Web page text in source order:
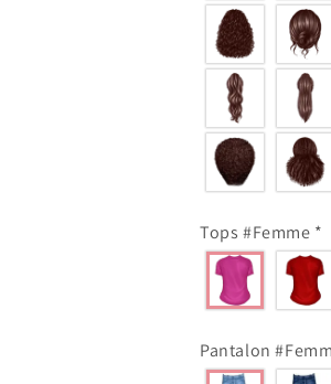
Tops #Femme *
Pantalon